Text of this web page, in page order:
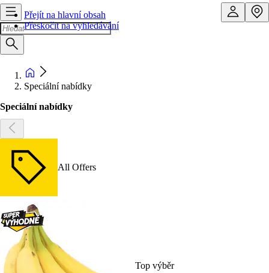
Přejít na hlavní obsah
Přeskočit na vyhledávání
Speciální nabídky
Speciální nabídky
All Offers
Top výběr